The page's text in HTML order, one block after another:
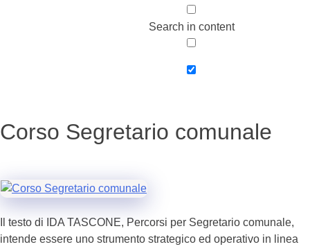
Search in content
Corso Segretario comunale
Il testo di IDA TASCONE, Percorsi per Segretario comunale,
intende essere uno strumento strategico ed operativo in li­nea